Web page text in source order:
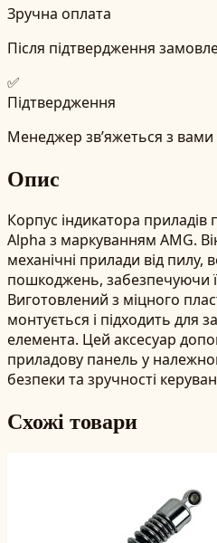
Зручна оплата
Після підтвердження
✅
Підтвердження
Менеджер зв’яжеться з вами
Опис
Корпус індикатора
Alpha з маркуванням AMG.
механічні прилади від пилу,
пошкоджень, забезпечуючи
Виготовлений з міцного
монтується і підходить для
елемента. Цей аксесуар
приладову панель у
безпеки та зручності
Схожі товари